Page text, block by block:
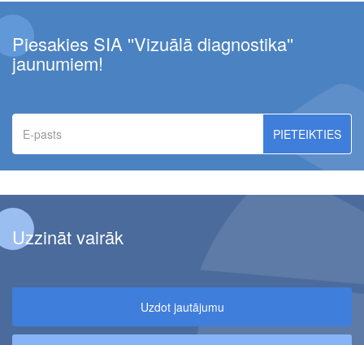
Piesakies SIA ''Vizuālā diagnostika''
jaunumiem!
pasts
Uzzināt vairāk
Uzdot jautājumu